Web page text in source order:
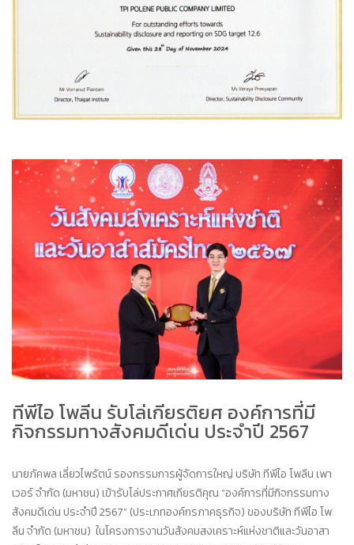
ทีพีไอ โพลีน รับโล่เกียรติยศ องค์การที่มี
กิจกรรมทางสังคมดีเด่น ประจำปี 2567
นายภัคพล เลี่ยวไพรัตน์ รองกรรมการผู้จัดการใหญ่ บริษัท ทีพีไอ โพลีน เพา
เวอร์ จำกัด (มหาชน) เข้ารับโล่ประกาศเกียรติคุณ “องค์การที่มีกิจกรรมทาง
สังคมดีเด่น ประจำปี 2567” (ประเภทองค์กรภาคธุรกิจ) ของบริษัท ทีพีไอ โพ
ลีน จำกัด (มหาชน) ในโครงการงานวันสังคมสงเคราะห์แห่งชาติและวันอาสา